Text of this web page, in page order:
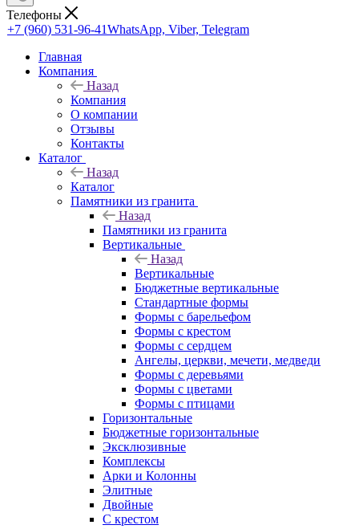
Телефоны
+7 (960) 531-96-41WhatsApp, Viber, Telegram
Главная
Компания
Назад
Компания
О компании
Отзывы
Контакты
Каталог
Назад
Каталог
Памятники из гранита
Назад
Памятники из гранита
Вертикальные
Назад
Вертикальные
Бюджетные вертикальные
Стандартные формы
Формы с барельефом
Формы с крестом
Формы с сердцем
Ангелы, церкви, мечети, медведи
Формы с деревьями
Формы с цветами
Формы с птицами
Горизонтальные
Бюджетные горизонтальные
Эксклюзивные
Комплексы
Арки и Колонны
Элитные
Двойные
С крестом